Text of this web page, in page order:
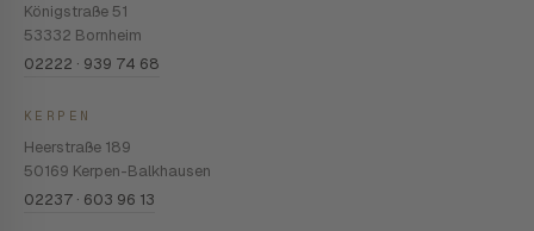
Königstraße 51
53332 Bornheim
02222 · 939 74 68
KERPEN
Heerstraße 189
50169 Kerpen-Balkhausen
02237 · 603 96 13